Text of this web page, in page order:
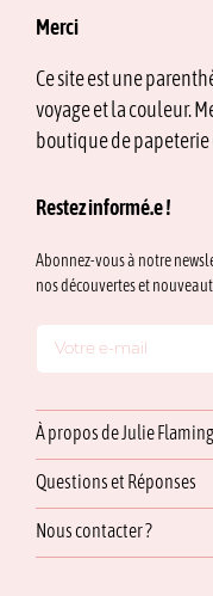
Merci
Ce site est une
voyage et la couleur.
boutique de papeterie
Restez informé.e !
Abonnez-vous à notre
nos découvertes et
À propos de Julie
Questions et Réponses
Nous contacter ?